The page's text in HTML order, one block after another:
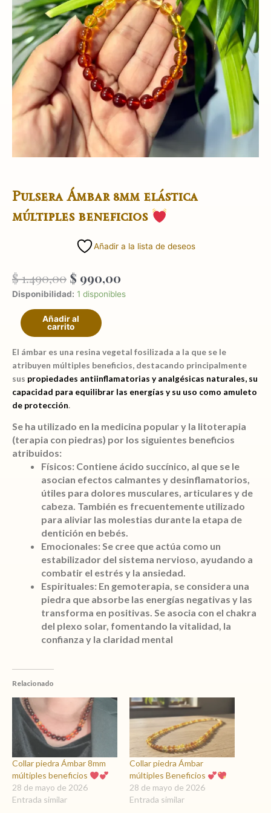
Pulsera Ámbar 8mm elástica
múltiples beneficios
Añadir a la lista de deseos
$1.490,00 El
precio
original
era:
$ 1.490,00.
$ 990,00
precio
Disponibilidad: 1 disponibles
Pulsera
Ámbar
8mm
elástica
múltiples
beneficios
cantidad
Añadir al
carrito
El ámbar es una resina vegetal fosilizada a la que se le
atribuyen múltiples beneficios, destacando principalmente
sus propiedades antiinflamatorias y analgésicas naturales, su
capacidad para equilibrar las energías y su uso como amuleto
de protección.
Se ha utilizado en la medicina popular y la litoterapia
(terapia con piedras) por los siguientes beneficios
atribuidos:
Físicos: Contiene ácido succínico, al que se le
asocian efectos calmantes y desinflamatorios,
útiles para dolores musculares, articulares y de
cabeza. También es frecuentemente utilizado
para aliviar las molestias durante la etapa de
dentición en bebés.
Emocionales:Se cree que actúa como un
estabilizador del sistema nervioso, ayudando a
combatir el estrés y la ansiedad.
Espirituales: En gemoterapia, se considera una
piedra que absorbe las energías negativas y las
transforma en positivas. Se asocia con el chakra
del plexo solar, fomentando la vitalidad, la
confianza y la claridad mental
Relacionado
Collar piedra Ámbar 8mm
múltiples beneficios
28 de mayo de 2026
Entrada similar
Collar piedra Ámbar
múltiples Beneficios
28 de mayo de 2026
Entrada similar